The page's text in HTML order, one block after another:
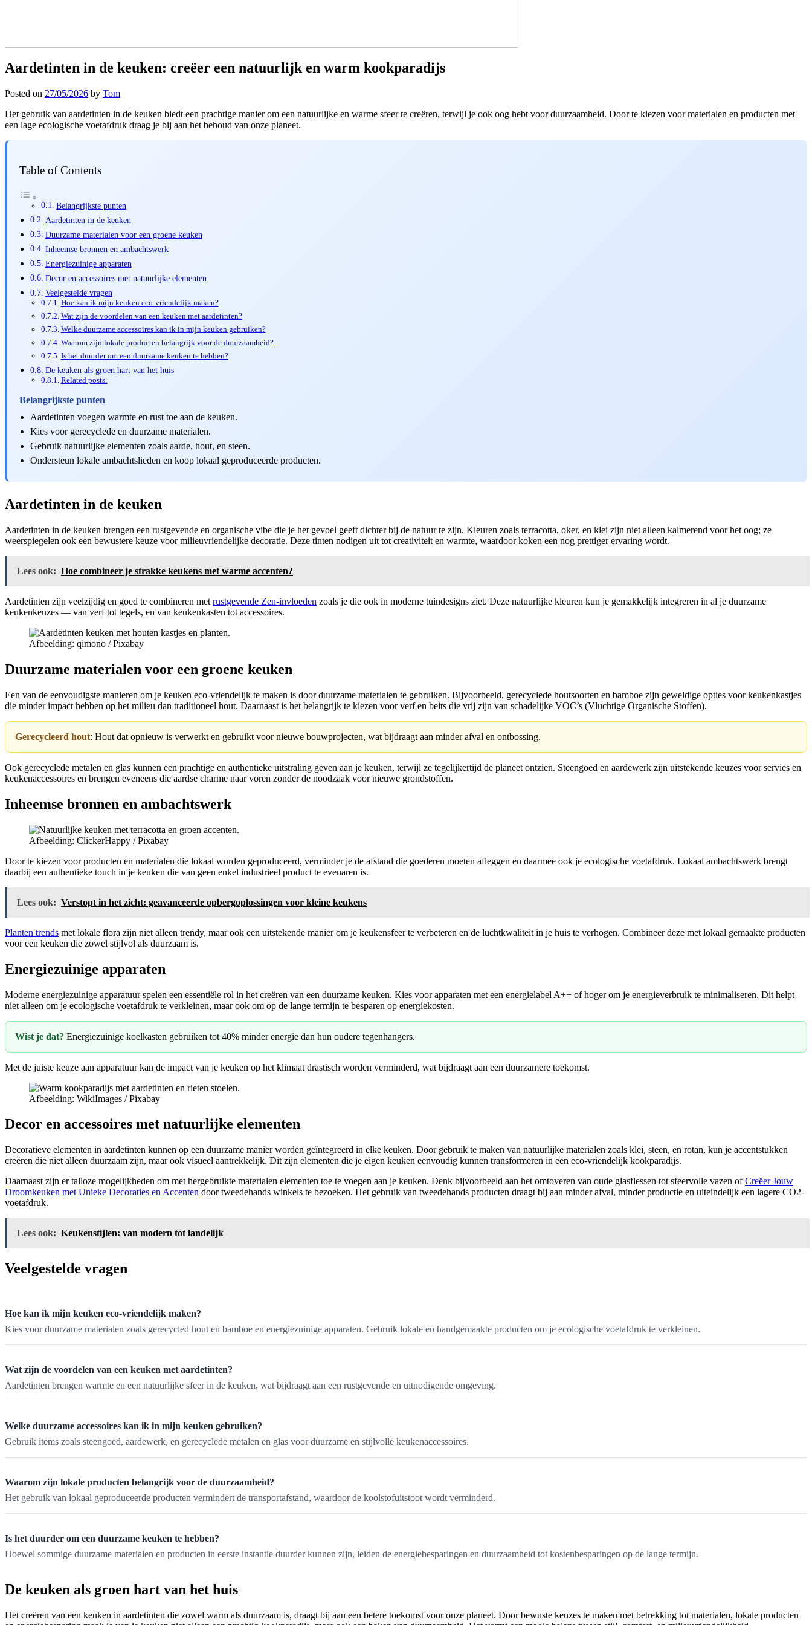
Aardetinten in de keuken: creëer een natuurlijk en warm kookparadijs
Posted on 27/05/2026 by Tom
Het gebruik van aardetinten in de keuken biedt een prachtige manier om een natuurlijke en warme sfeer te creëren, terwijl je ook oog hebt voor duurzaamheid. Door te kiezen voor materialen en producten met
een lage ecologische voetafdruk draag je bij aan het behoud van onze planeet.
Table of Contents
Belangrijkste punten
Aardetinten in de keuken
Duurzame materialen voor een groene keuken
Inheemse bronnen en ambachtswerk
Energiezuinige apparaten
Decor en accessoires met natuurlijke elementen
Veelgestelde vragen
Hoe kan ik mijn keuken eco-vriendelijk maken?
Wat zijn de voordelen van een keuken met aardetinten?
Welke duurzame accessoires kan ik in mijn keuken gebruiken?
Waarom zijn lokale producten belangrijk voor de duurzaamheid?
Is het duurder om een duurzame keuken te hebben?
De keuken als groen hart van het huis
Related posts:
Belangrijkste punten
Aardetinten voegen warmte en rust toe aan de keuken.
Kies voor gerecyclede en duurzame materialen.
Gebruik natuurlijke elementen zoals aarde, hout, en steen.
Ondersteun lokale ambachtslieden en koop lokaal geproduceerde producten.
Aardetinten in de keuken
Aardetinten in de keuken brengen een rustgevende en organische vibe die je het gevoel geeft dichter bij de natuur te zijn. Kleuren zoals terracotta, oker, en klei zijn niet alleen kalmerend voor het oog; ze
weerspiegelen ook een bewustere keuze voor milieuvriendelijke decoratie. Deze tinten nodigen uit tot creativiteit en warmte, waardoor koken een nog prettiger ervaring wordt.
Lees ook: Hoe combineer je strakke keukens met warme accenten?
Aardetinten zijn veelzijdig en goed te combineren met rustgevende Zen-invloeden zoals je die ook in moderne tuindesigns ziet. Deze natuurlijke kleuren kun je gemakkelijk integreren in al je duurzame
keukenkeuzes — van verf tot tegels, en van keukenkasten tot accessoires.
Afbeelding: qimono / Pixabay
Duurzame materialen voor een groene keuken
Een van de eenvoudigste manieren om je keuken eco-vriendelijk te maken is door duurzame materialen te gebruiken. Bijvoorbeeld, gerecyclede houtsoorten en bamboe zijn geweldige opties voor keukenkastjes
die minder impact hebben op het milieu dan traditioneel hout. Daarnaast is het belangrijk te kiezen voor verf en beits die vrij zijn van schadelijke VOC’s (Vluchtige Organische Stoffen).
Gerecycleerd hout: Hout dat opnieuw is verwerkt en gebruikt voor nieuwe bouwprojecten, wat bijdraagt aan minder afval en ontbossing.
Ook gerecyclede metalen en glas kunnen een prachtige en authentieke uitstraling geven aan je keuken, terwijl ze tegelijkertijd de planeet ontzien. Steengoed en aardewerk zijn uitstekende keuzes voor servies en
keukenaccessoires en brengen eveneens die aardse charme naar voren zonder de noodzaak voor nieuwe grondstoffen.
Inheemse bronnen en ambachtswerk
Afbeelding: ClickerHappy / Pixabay
Door te kiezen voor producten en materialen die lokaal worden geproduceerd, verminder je de afstand die goederen moeten afleggen en daarmee ook je ecologische voetafdruk. Lokaal ambachtswerk brengt
daarbij een authentieke touch in je keuken die van geen enkel industrieel product te evenaren is.
Lees ook: Verstopt in het zicht: geavanceerde opbergoplossingen voor kleine keukens
Planten trends met lokale flora zijn niet alleen trendy, maar ook een uitstekende manier om je keukensfeer te verbeteren en de luchtkwaliteit in je huis te verhogen. Combineer deze met lokaal gemaakte producten
voor een keuken die zowel stijlvol als duurzaam is.
Energiezuinige apparaten
Moderne energiezuinige apparatuur spelen een essentiële rol in het creëren van een duurzame keuken. Kies voor apparaten met een energielabel A++ of hoger om je energieverbruik te minimaliseren. Dit helpt
niet alleen om je ecologische voetafdruk te verkleinen, maar ook om op de lange termijn te besparen op energiekosten.
Wist je dat? Energiezuinige koelkasten gebruiken tot 40% minder energie dan hun oudere tegenhangers.
Met de juiste keuze aan apparatuur kan de impact van je keuken op het klimaat drastisch worden verminderd, wat bijdraagt aan een duurzamere toekomst.
Afbeelding: WikiImages / Pixabay
Decor en accessoires met natuurlijke elementen
Decoratieve elementen in aardetinten kunnen op een duurzame manier worden geïntegreerd in elke keuken. Door gebruik te maken van natuurlijke materialen zoals klei, steen, en rotan, kun je accentstukken
creëren die niet alleen duurzaam zijn, maar ook visueel aantrekkelijk. Dit zijn elementen die je eigen keuken eenvoudig kunnen transformeren in een eco-vriendelijk kookparadijs.
Daarnaast zijn er talloze mogelijkheden om met hergebruikte materialen elementen toe te voegen aan je keuken. Denk bijvoorbeeld aan het omtoveren van oude glasflessen tot sfeervolle vazen ofCreëer Jouw
Droomkeuken met Unieke Decoraties en Accenten door tweedehands winkels te bezoeken. Het gebruik van tweedehands producten draagt bij aan minder afval, minder productie en uiteindelijk een lagere CO2-
voetafdruk.
Lees ook: Keukenstijlen: van modern tot landelijk
Veelgestelde vragen
Hoe kan ik mijn keuken eco-vriendelijk maken?
Kies voor duurzame materialen zoals gerecycled hout en bamboe en energiezuinige apparaten. Gebruik lokale en handgemaakte producten om je ecologische voetafdruk te verkleinen.
Wat zijn de voordelen van een keuken met aardetinten?
Aardetinten brengen warmte en een natuurlijke sfeer in de keuken, wat bijdraagt aan een rustgevende en uitnodigende omgeving.
Welke duurzame accessoires kan ik in mijn keuken gebruiken?
Gebruik items zoals steengoed, aardewerk, en gerecyclede metalen en glas voor duurzame en stijlvolle keukenaccessoires.
Waarom zijn lokale producten belangrijk voor de duurzaamheid?
Het gebruik van lokaal geproduceerde producten vermindert de transportafstand, waardoor de koolstofuitstoot wordt verminderd.
Is het duurder om een duurzame keuken te hebben?
Hoewel sommige duurzame materialen en producten in eerste instantie duurder kunnen zijn, leiden de energiebesparingen en duurzaamheid tot kostenbesparingen op de lange termijn.
De keuken als groen hart van het huis
Het creëren van een keuken in aardetinten die zowel warm als duurzaam is, draagt bij aan een betere toekomst voor onze planeet. Door bewuste keuzes te maken met betrekking tot materialen, lokale producten